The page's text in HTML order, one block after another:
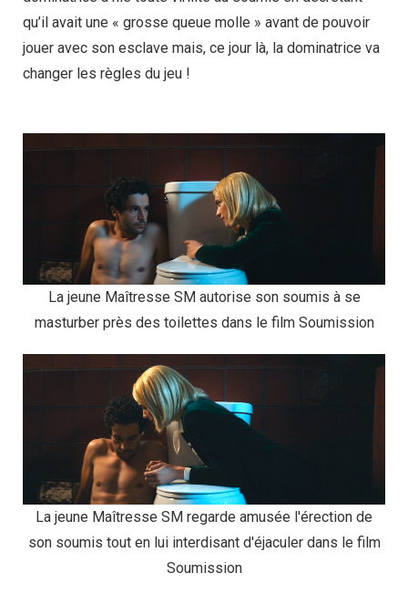
qu’il avait une « grosse queue molle » avant de pouvoir
jouer avec son esclave mais, ce jour là, la dominatrice va
changer les règles du jeu !
La jeune Maîtresse SM autorise son soumis à se
masturber près des toilettes dans le film Soumission
La jeune Maîtresse SM regarde amusée l'érection de
son soumis tout en lui interdisant d'éjaculer dans le film
Soumission